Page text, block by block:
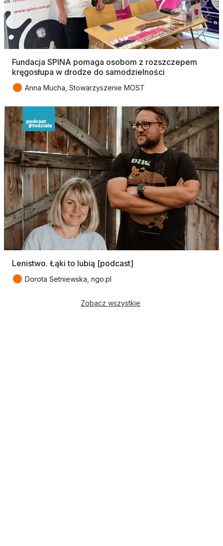
Fundacja SPINA pomaga osobom z rozszczepem
kręgosłupa w drodze do samodzielności
● Anna Mucha, Stowarzyszenie MOST
Lenistwo. Łąki to lubią [podcast]
● Dorota Setniewska, ngo.pl
Zobacz wszystkie